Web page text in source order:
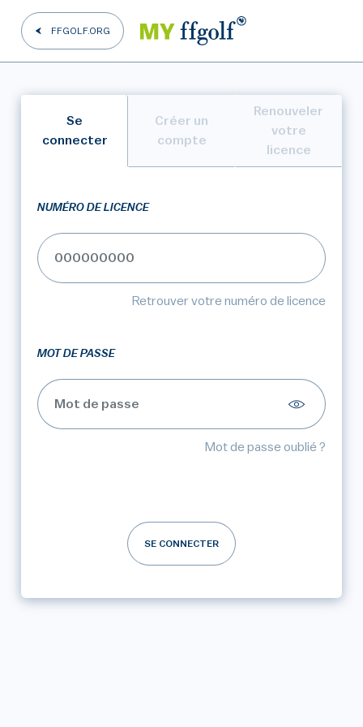
FFGOLF.ORG
Se
connecter
Créer un
compte
Renouveler
votre
licence
NUMÉRO DE LICENCE
Retrouver votre numéro de licence
MOT DE PASSE
Mot de passe oublié ?
SE CONNECTER